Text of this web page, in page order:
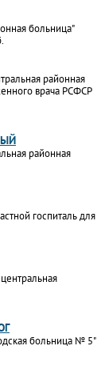
больница"
районная
врача РСФСР
районная
госпиталь для
больница № 5"